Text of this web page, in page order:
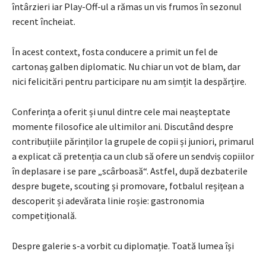
întârzieri iar Play-Off-ul a rămas un vis frumos în sezonul
recent încheiat.
În acest context, fosta conducere a primit un fel de
cartonaș galben diplomatic. Nu chiar un vot de blam, dar
nici felicitări pentru participare nu am simțit la despărțire.
Conferința a oferit și unul dintre cele mai neașteptate
momente filosofice ale ultimilor ani. Discutând despre
contribuțiile părinților la grupele de copii și juniori, primarul
a explicat că pretenția ca un club să ofere un sendviș copiilor
în deplasare i se pare „scârboasă“. Astfel, după dezbaterile
despre bugete, scouting și promovare, fotbalul reșițean a
descoperit și adevărata linie roșie: gastronomia
competițională.
Despre galerie s-a vorbit cu diplomație. Toată lumea își